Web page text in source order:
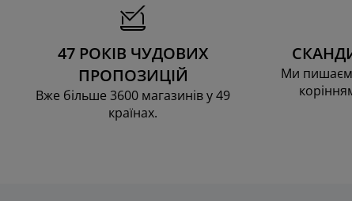
47 РОКІВ ЧУДОВИХ
ПРОПОЗИЦІЙ
Вже більше 3600 магазинів у 49
країнах.
Ми